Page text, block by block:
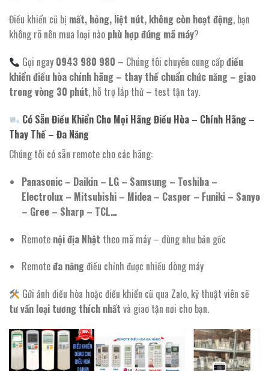
Điều khiển cũ bị mất, hỏng, liệt nút, không còn hoạt động, bạn
không rõ nên mua loại nào phù hợp đúng mã máy?
Gọi ngay 0943 980 980 – Chúng tôi chuyên cung cấpđiều
khiển điều hòa chính hãng – thay thế chuẩn chức năng – giao
trong vòng 30 phút, hỗ trợ lắp thử – test tận tay.
Có Sẵn Điều Khiển Cho Mọi Hãng Điều Hòa – Chính Hãng –
Thay Thế – Đa Năng
Chúng tôi có sẵn remote cho các hãng:
Panasonic – Daikin – LG – Samsung – Toshiba –
Electrolux – Mitsubishi – Midea – Casper – Funiki – Sanyo
– Gree – Sharp – TCL…
Remote nội địa Nhật theo mã máy – dùng như bản gốc
Remoteđa năngđiều chỉnh được nhiều dòng máy
Gửi ảnh điều hòa hoặc điều khiển cũ qua Zalo, kỹ thuật viên sẽ
tư vấn loại tương thích nhất và giao tận nơi cho bạn.